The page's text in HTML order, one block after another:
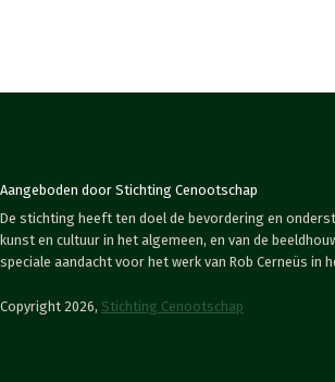
Aangeboden door Stichting Cenootschap
De stichting heeft ten doel de bevordering en
kunst en cultuur in het algemeen, en van de
speciale aandacht voor het werk van Rob Cerneüs in
Copyright 2026, Stichting Cenootschap